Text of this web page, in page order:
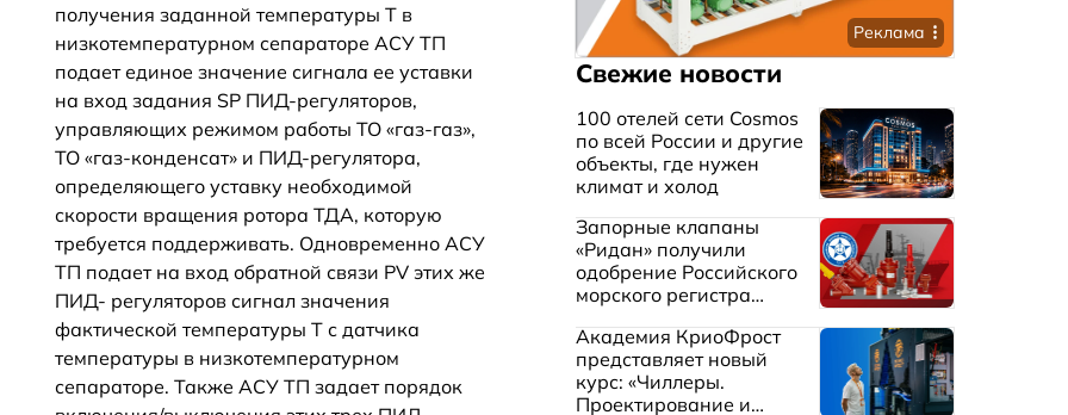
получения заданной температуры Т в
низкотемпературном сепараторе АСУ ТП
подает единое значение сигнала ее уставки
на вход задания SP ПИД-регуляторов,
управляющих режимом работы ТО «газ-газ»,
ТО «газ-конденсат» и ПИД-регулятора,
определяющего уставку необходимой
скорости вращения ротора ТДА, которую
требуется поддерживать. Одновременно АСУ
ТП подает на вход обратной связи PV этих же
ПИД- регуляторов сигнал значения
фактической температуры Т с датчика
температуры в низкотемпературном
сепараторе. Также АСУ ТП задает порядок
Реклама
Свежие новости
100 отелей сети Cosmos
по всей России и другие
объекты, где нужен
климат и холод
Запорные клапаны
«Ридан» получили
одобрение Российского
морского регистра
Академия КриоФрост
представляет новый
курс: «Чиллеры.
Проектирование и